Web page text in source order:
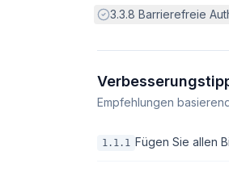
Erfüllt:
3.3.8 Barrierefreie
Empfehlungen
1.1.1 Fügen Sie allen